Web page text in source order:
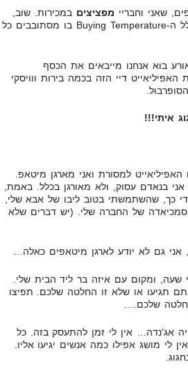
מפציצים במכירות. שוב,
זה לא בגלל החיוך היפה שלנו, זה בגלל ה-Buying Temperature בו מסתובבים כל
בוא אנחנו מייבאים את הכסף
דיי הזה בכמה בירות ווויסקי
איתי!!!
למסורת ואני מארגן מיטאפ.
בנאדם עסוק, ולא מאורגן בכלל. באמת,
כך, שהשתמשתי בטוב ליבו של אבא שלי,
של החברה שלי. (יש דברים שלא
אני גם לא יודע לארגן מיטאפים כאלה…
ומקום עם איזה בר ליד הבית שלי.
תגיעו או שלא זו החלטה שלכם. תפיצו
שלכם….
אג'נדה… אין לי זמן להתעסק בזה. כל
לי מושג אפילו כמה אנשים יגיעו אליו.